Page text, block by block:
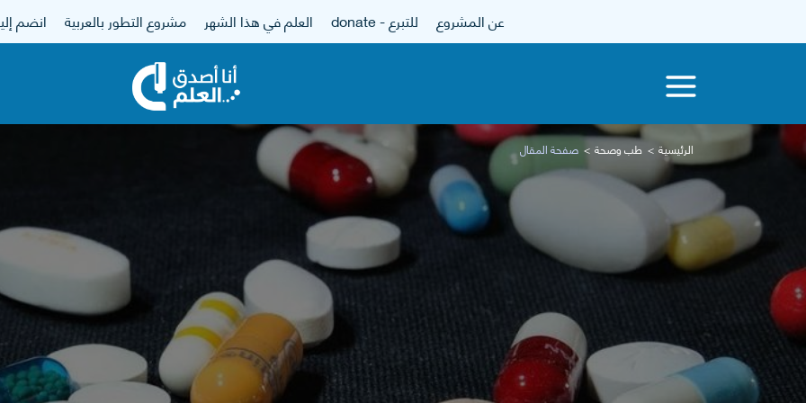
عن المشروع للتبرع - donate العلم في هذا الشهر مشروع التطور بالعربية انضم
الرئيسية طب وصحة صفحة المقال